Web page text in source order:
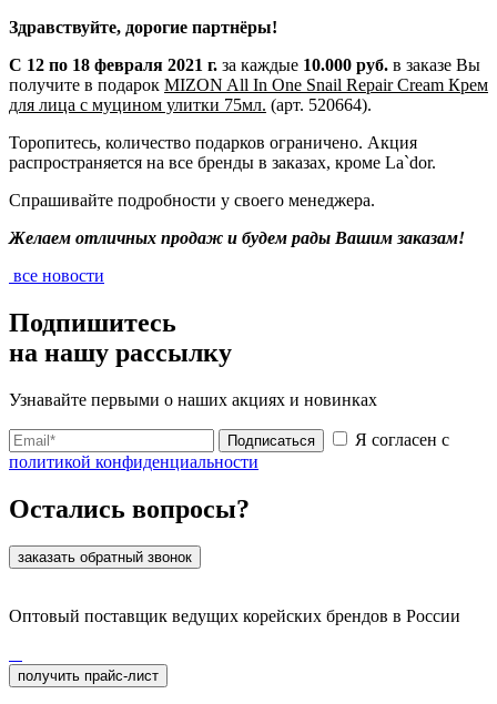
Здравствуйте, дорогие партнёры!
С 12 по 18 февраля 2021 г. за каждые 10.000 руб. в заказе Вы
получите в подарок MIZON All In One Snail Repair Сream Крем
для лица с муцином улитки 75мл. (арт. 520664).
Торопитесь, количество подарков ограничено. Акция
распространяется на все бренды в заказах, кроме La`dor.
Спрашивайте подробности у своего менеджера.
Желаем отличных продаж и будем рады Вашим заказам!
все новости
Подпишитесь
на нашу рассылку
Узнавайте первыми о наших акциях и новинках
Подписаться
Я согласен с
политикой конфиденциальности
Остались вопросы?
заказать обратный звонок
Оптовый поставщик ведущих корейских брендов в России
получить прайс-лист